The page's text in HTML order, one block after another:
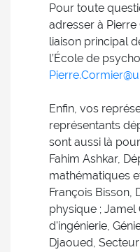
Pour toute
adresser à
liaison principal
l’École de
Enfin, vos
représentants
sont aussi là
Fahim Ashkar,
mathématiques
François Bisson,
physique ; Jamel
d'ingénierie,
Djaoued,